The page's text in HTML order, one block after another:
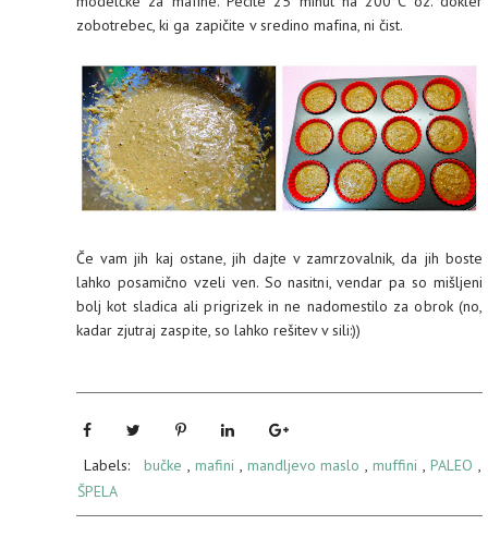
zobotrebec, ki ga zapičite v sredino mafina, ni čist.
Če vam jih kaj ostane, jih dajte v zamrzovalnik, da jih boste
lahko posamično vzeli ven. So nasitni, vendar pa so mišljeni
bolj kot sladica ali prigrizek in ne nadomestilo za obrok (no,
kadar zjutraj zaspite, so lahko rešitev v sili:))
Labels: bučke , mafini , mandljevo maslo , muffini , PALEO ,
ŠPELA